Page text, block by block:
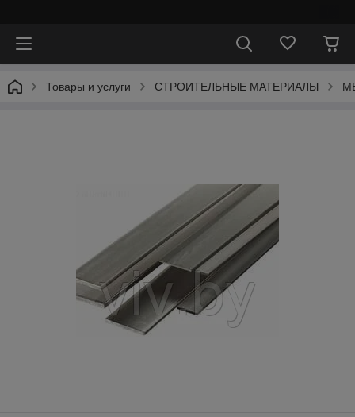
Товары и услуги СТРОИТЕЛЬНЫЕ МАТЕРИАЛЫ